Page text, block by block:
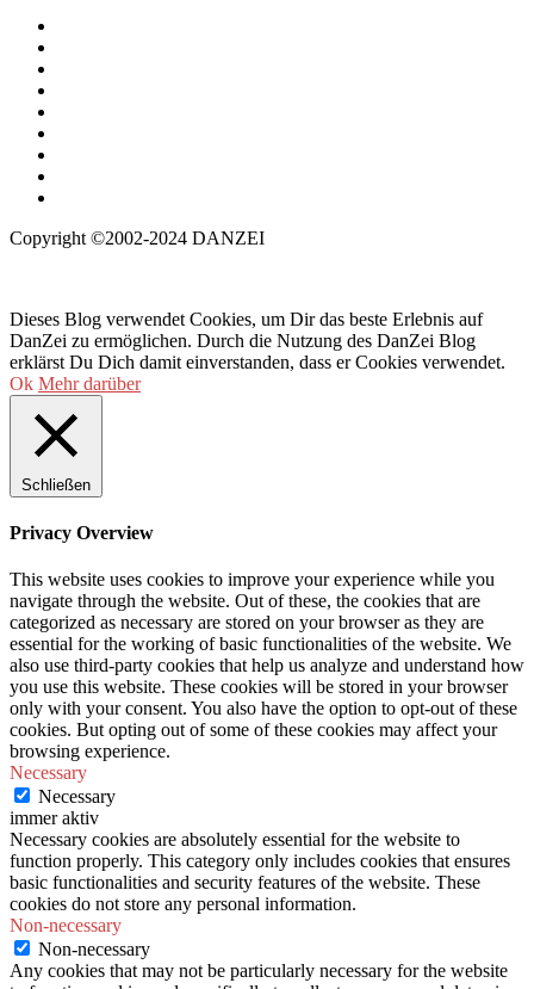
Copyright ©2002-2024 DANZEI
Dieses Blog verwendet Cookies, um Dir das beste Erlebnis auf
DanZei zu ermöglichen. Durch die Nutzung des DanZei Blog
erklärst Du Dich damit einverstanden, dass er Cookies verwendet.
Ok Mehr darüber
Schließen
Privacy Overview
This website uses cookies to improve your experience while you
navigate through the website. Out of these, the cookies that are
categorized as necessary are stored on your browser as they are
essential for the working of basic functionalities of the website. We
also use third-party cookies that help us analyze and understand how
you use this website. These cookies will be stored in your browser
only with your consent. You also have the option to opt-out of these
cookies. But opting out of some of these cookies may affect your
browsing experience.
Necessary
Necessary
immer aktiv
Necessary cookies are absolutely essential for the website to
function properly. This category only includes cookies that ensures
basic functionalities and security features of the website. These
cookies do not store any personal information.
Non-necessary
Non-necessary
Any cookies that may not be particularly necessary for the website